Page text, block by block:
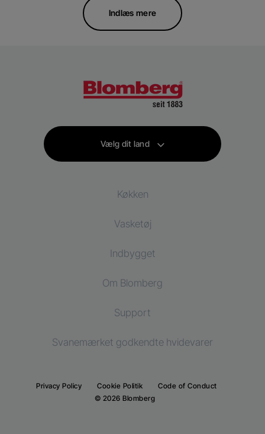
Indlæs mere
Vælg dit land
Køkken
Køleskab
Fryser
Køle-/fryseskab
Madlavning
Vasketøj
Vaskemaskiner
Tørretumblere
Indbygget
Indbygningskøleskab
Indbygningsfryser
Madlavning
Om Blomberg
Support
Svanemærket godkendte hvidevarer
© 2026 Blomberg
Privacy Policy Cookie Politik Code of Conduct